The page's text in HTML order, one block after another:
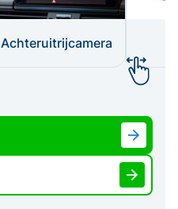
Achteruitrijcamera